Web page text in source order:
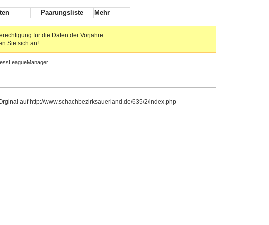
Paarungsliste Mehr
für die Daten der Vorjahre
Sie sich an!
aufhttp://www.schachbezirksauerland.de/635/2/index.php